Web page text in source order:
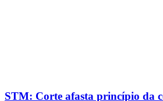
STM: Corte afasta princípio da